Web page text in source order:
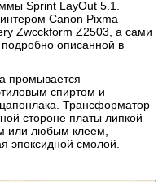
Sprint LayOut 5.1.
Canon Pixma
Zwcckform Z2503, а сами
описанной в
промывается
спиртом и
Трансформатор
стороне платы липкой
или любым клеем,
эпоксидной смолой.